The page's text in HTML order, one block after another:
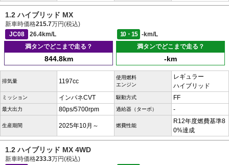
1.2 ハイブリッド MX
新車時価格215.7万円(税込)
JC08
26.4km/L 10・15
-km/L
満タンでどこまで走る？
844.8km
満タンでどこまで走る？
-km
排気量 1197cc
使用燃料
エンジン
レギュラー
ハイブリッド
ミッション インパネCVT 駆動方式 FF
最大出力 80ps/5700rpm 過給器（ターボ） -
生産期間 2025年10月～ 燃費性能
R12年度燃費基準8
0%達成
1.2 ハイブリッド MX 4WD
新車時価格233.3万円(税込)